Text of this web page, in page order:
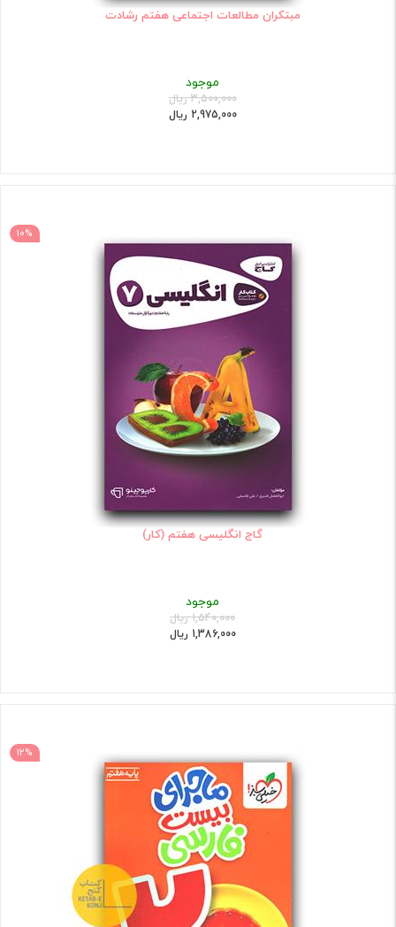
مبتکران مطالعات اجتماعی هفتم رشادت
موجود
3,500,000 ریال
2,975,000 ریال
10%
گاج انگلیسی هفتم (کار)
موجود
1,540,000 ریال
1,386,000 ریال
12%